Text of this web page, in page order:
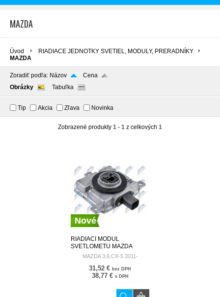
MAZDA
Úvod
RIADIACE JEDNOTKY SVETIEL, MODULY, PRERADNÍKY
MAZDA
Zoradiť podľa: Názov
Cena
Obrázky
Tabuľka
Tip Akcia Zľava Novinka
Zobrazené produkty 1 - 1 z celkových 1
Nové
RIADIACI MODUL
SVETLOMETU MAZDA
3,6,CX-5 2011- W3T21571
MAZDA 3,6,CX-5 2011-
31,52 € bez DPH
38,77 € s DPH